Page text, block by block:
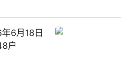
6月18日
户